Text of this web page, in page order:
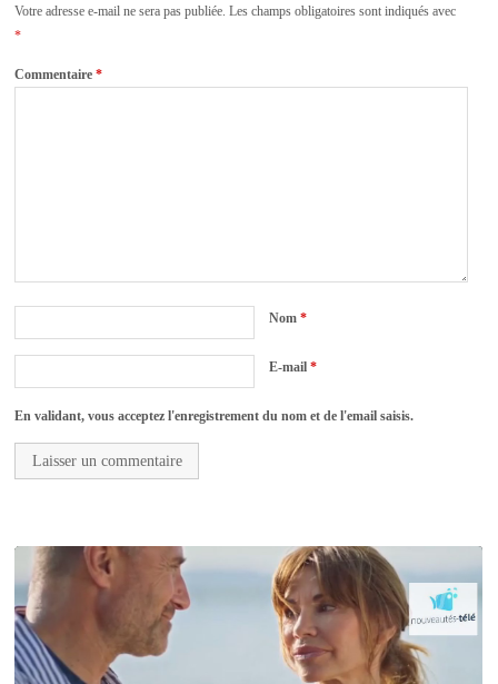
Votre adresse e-mail ne sera pas publiée. Les champs obligatoires sont indiqués avec
*
Commentaire*
Nom*
E-mail*
En validant, vous acceptez l'enregistrement du nom et de l'email saisis.